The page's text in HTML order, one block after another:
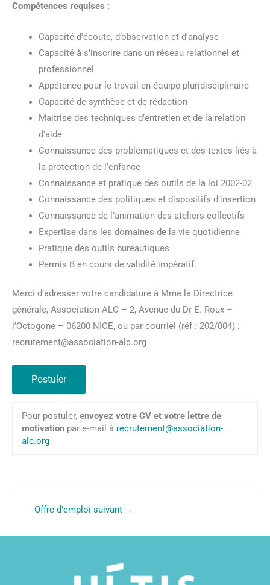
Compétences requises :
Capacité d’écoute, d’observation et d’analyse
Capacité à s’inscrire dans un réseau relationnel et
professionnel
Appétence pour le travail en équipe pluridisciplinaire
Capacité de synthèse et de rédaction
Maitrise des techniques d’entretien et de la relation
d’aide
Connaissance des problématiques et des textes liés à
la protection de l’enfance
Connaissance et pratique des outils de la loi 2002-02
Connaissance des politiques et dispositifs d’insertion
Connaissance de l’animation des ateliers collectifs
Expertise dans les domaines de la vie quotidienne
Pratique des outils bureautiques
Permis B en cours de validité impératif.
Merci d’adresser votre candidature à Mme la Directrice
générale, Association ALC – 2, Avenue du Dr E. Roux –
l’Octogone – 06200 NICE, ou par courriel (réf : 202/004) :
recrutement@association-alc.org
Pour postuler, envoyez votre CV et votre lettre de
motivationpar e-mail à recrutement@association-
alc.org
Offre d’emploi suivant →